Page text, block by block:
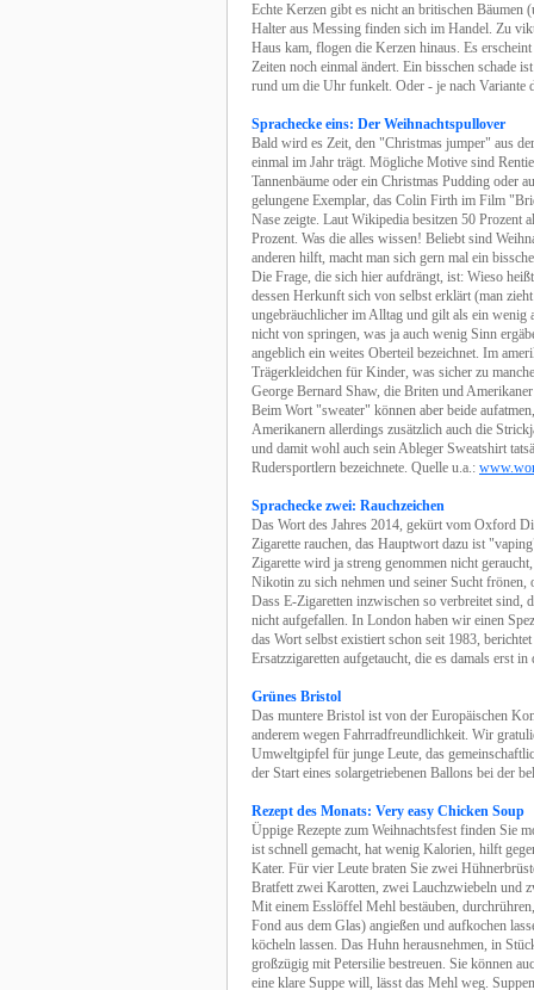
Echte Kerzen gibt es nicht an britischen Bäumen
Halter aus Messing finden sich im Handel. Zu
Haus kam, flogen die Kerzen hinaus. Es
Zeiten noch einmal ändert. Ein bisschen schade
rund um die Uhr funkelt. Oder - je nach
Sprachecke eins: Der Weihnachtspullover
Bald wird es Zeit, den "Christmas jumper" aus
einmal im Jahr trägt. Mögliche Motive sind
Tannenbäume oder ein Christmas Pudding oder
gelungene Exemplar, das Colin Firth im Film
Nase zeigte. Laut Wikipedia besitzen 50 Prozent
Prozent. Was die alles wissen! Beliebt sind
anderen hilft, macht man sich gern mal ein
Die Frage, die sich hier aufdrängt, ist: Wieso
dessen Herkunft sich von selbst erklärt (man
ungebräuchlicher im Alltag und gilt als ein
nicht von springen, was ja auch wenig Sinn
angeblich ein weites Oberteil bezeichnet. Im
Trägerkleidchen für Kinder, was sicher zu
George Bernard Shaw, die Briten und
Beim Wort "sweater" können aber beide
Amerikanern allerdings zusätzlich auch die
und damit wohl auch sein Ableger Sweatshirt
Rudersportlern bezeichnete. Quelle u.a.:
Sprachecke zwei: Rauchzeichen
Das Wort des Jahres 2014, gekürt vom Oxford
Zigarette rauchen, das Hauptwort dazu ist
Zigarette wird ja streng genommen nicht
Nikotin zu sich nehmen und seiner Sucht frönen,
Dass E-Zigaretten inzwischen so verbreitet sind,
nicht aufgefallen. In London haben wir einen
das Wort selbst existiert schon seit 1983,
Ersatzzigaretten aufgetaucht, die es damals erst in
Grünes Bristol
Das muntere Bristol ist von der Europäischen
anderem wegen Fahrradfreundlichkeit. Wir
Umweltgipfel für junge Leute, das
der Start eines solargetriebenen Ballons bei der
Rezept des Monats: Very easy Chicken Soup
Üppige Rezepte zum Weihnachtsfest finden Sie
ist schnell gemacht, hat wenig Kalorien, hilft
Kater. Für vier Leute braten Sie zwei
Bratfett zwei Karotten, zwei Lauchzwiebeln und
Mit einem Esslöffel Mehl bestäuben,
Fond aus dem Glas) angießen und aufkochen
köcheln lassen. Das Huhn herausnehmen, in
großzügig mit Petersilie bestreuen. Sie können
eine klare Suppe will, lässt das Mehl weg.